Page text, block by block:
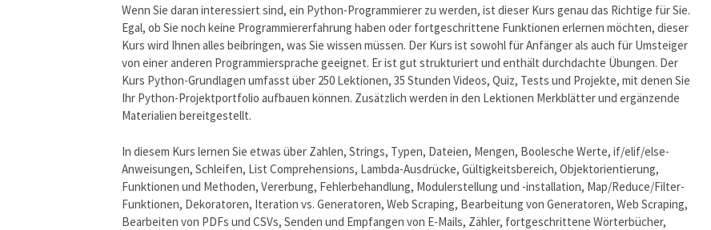
Wenn Sie daran interessiert sind, ein Python-Programmierer zu werden, ist dieser Kurs genau das Richtige für Sie.
Egal, ob Sie noch keine Programmiererfahrung haben oder fortgeschrittene Funktionen erlernen möchten, dieser
Kurs wird Ihnen alles beibringen, was Sie wissen müssen. Der Kurs ist sowohl für Anfänger als auch für Umsteiger
von einer anderen Programmiersprache geeignet. Er ist gut strukturiert und enthält durchdachte Übungen. Der
Kurs Python-Grundlagen umfasst über 250 Lektionen, 35 Stunden Videos, Quiz, Tests und Projekte, mit denen Sie
Ihr Python-Projektportfolio aufbauen können. Zusätzlich werden in den Lektionen Merkblätter und ergänzende
Materialien bereitgestellt.
In diesem Kurs lernen Sie etwas über Zahlen, Strings, Typen, Dateien, Mengen, Boolesche Werte, if/elif/else-
Anweisungen, Schleifen, List Comprehensions, Lambda-Ausdrücke, Gültigkeitsbereich, Objektorientierung,
Funktionen und Methoden, Vererbung, Fehlerbehandlung, Modulerstellung und -installation, Map/Reduce/Filter-
Funktionen, Dekoratoren, Iteration vs. Generatoren, Web Scraping, Bearbeitung von Generatoren, Web Scraping,
Bearbeiten von PDFs und CSVs, Senden und Empfangen von E-Mails, Zähler, fortgeschrittene Wörterbücher,